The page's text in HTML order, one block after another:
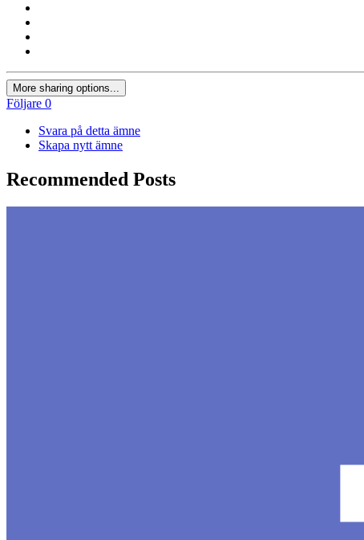
More sharing options...
Följare 0
Svara på detta ämne
Skapa nytt ämne
Recommended Posts